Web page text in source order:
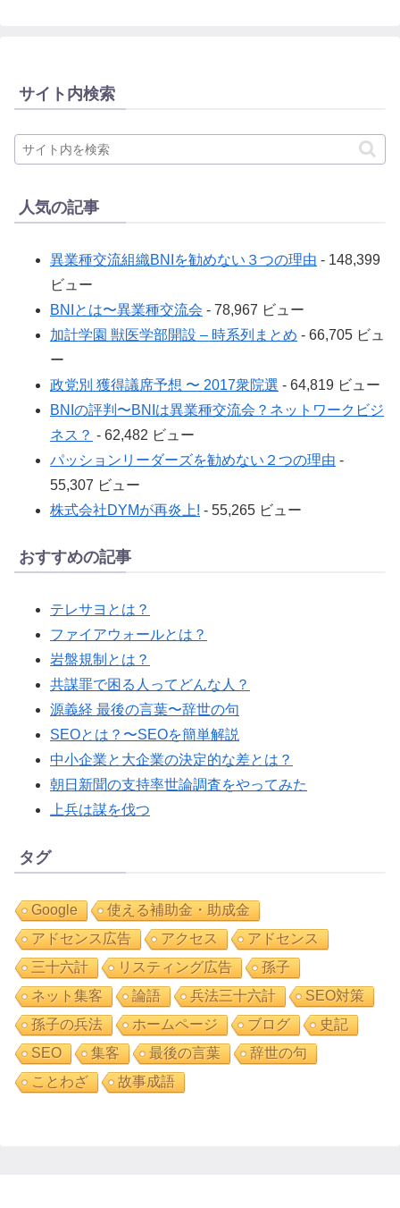
サイト内検索
人気の記事
異業種交流組織BNIを勧めない３つの理由 - 148,399
ビュー
BNIとは〜異業種交流会 - 78,967 ビュー
加計学園 獣医学部開設 – 時系列まとめ - 66,705 ビュ
ー
政党別 獲得議席予想 〜 2017衆院選 - 64,819 ビュー
BNIの評判〜BNIは異業種交流会？ネットワークビジ
ネス？ - 62,482 ビュー
パッションリーダーズを勧めない２つの理由 -
55,307 ビュー
株式会社DYMが再炎上! - 55,265 ビュー
おすすめの記事
テレサヨとは？
ファイアウォールとは？
岩盤規制とは？
共謀罪で困る人ってどんな人？
源義経 最後の言葉〜辞世の句
SEOとは？〜SEOを簡単解説
中小企業と大企業の決定的な差とは？
朝日新聞の支持率世論調査をやってみた
上兵は謀を伐つ
タグ
Google
使える補助金・助成金
アドセンス広告
アクセス
アドセンス
三十六計
リスティング広告
孫子
ネット集客
論語 兵法三十六計
SEO対策
孫子の兵法
ホームページ ブログ
史記
SEO
集客 最後の言葉
辞世の句
ことわざ
故事成語